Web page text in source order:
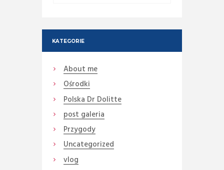
KATEGORIE
About me
Ośrodki
Polska Dr Dolitte
post galeria
Przygody
Uncategorized
vlog